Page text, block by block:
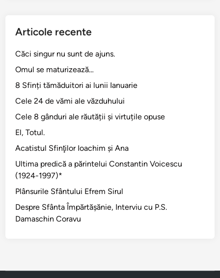
Articole recente
Căci singur nu sunt de ajuns.
Omul se maturizează…
8 Sfinți tămăduitori ai lunii Ianuarie
Cele 24 de vămi ale văzduhului
Cele 8 gânduri ale răutății și virtuțile opuse
El, Totul.
Acatistul Sfinţilor Ioachim şi Ana
Ultima predică a părintelui Constantin Voicescu
(1924-1997)*
Plânsurile Sfântului Efrem Sirul
Despre Sfânta Împărtăşănie, Interviu cu P.S.
Damaschin Coravu